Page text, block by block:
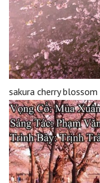
sakura cherry blossom